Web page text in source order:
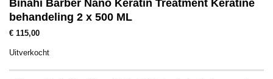
Binahi Barber Nano Keratin Treatment Keratine
behandeling 2 x 500 ML
€ 115,00
Uitverkocht